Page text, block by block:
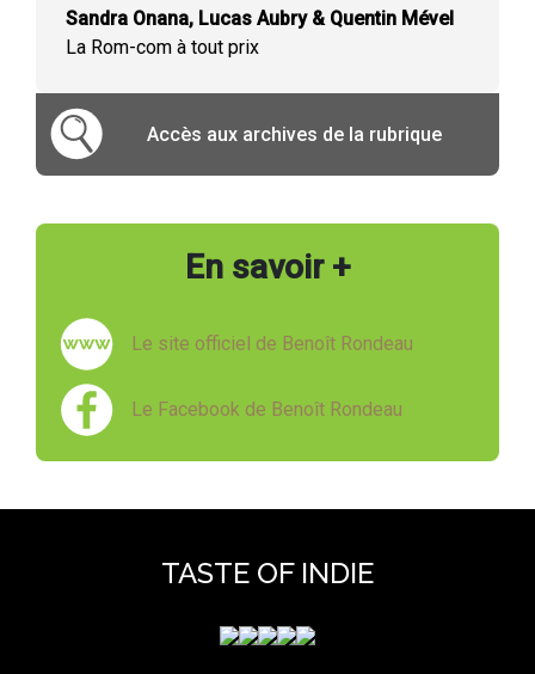
Sandra Onana, Lucas Aubry & Quentin Mével
La Rom-com à tout prix
Accès aux archives de la rubrique
En savoir +
Le site officiel de Benoît Rondeau
Le Facebook de Benoît Rondeau
TASTE OF INDIE